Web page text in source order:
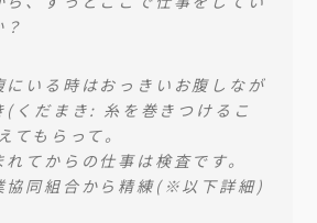
にいる時はおっきいお腹しなが
(くだまき: 糸を巻きつけるこ
てもらって。
てからの仕事は検査です。
協同組合から精練(※以下詳細)